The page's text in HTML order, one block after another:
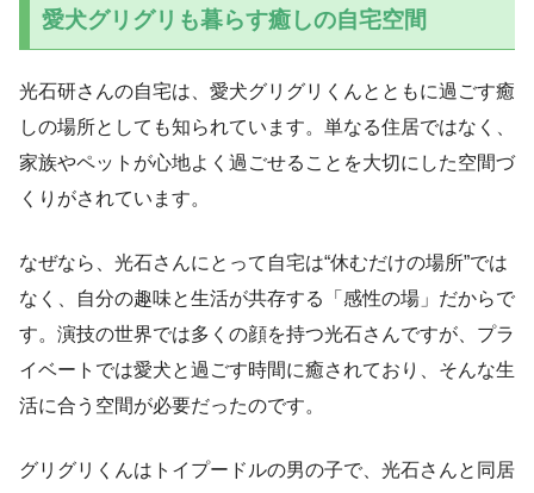
愛犬グリグリも暮らす癒しの自宅空間
光石研さんの自宅は、愛犬グリグリくんとともに過ごす癒
しの場所としても知られています。単なる住居ではなく、
家族やペットが心地よく過ごせることを大切にした空間づ
くりがされています。
なぜなら、光石さんにとって自宅は“休むだけの場所”では
なく、自分の趣味と生活が共存する「感性の場」だからで
す。演技の世界では多くの顔を持つ光石さんですが、プラ
イベートでは愛犬と過ごす時間に癒されており、そんな生
活に合う空間が必要だったのです。
グリグリくんはトイプードルの男の子で、光石さんと同居